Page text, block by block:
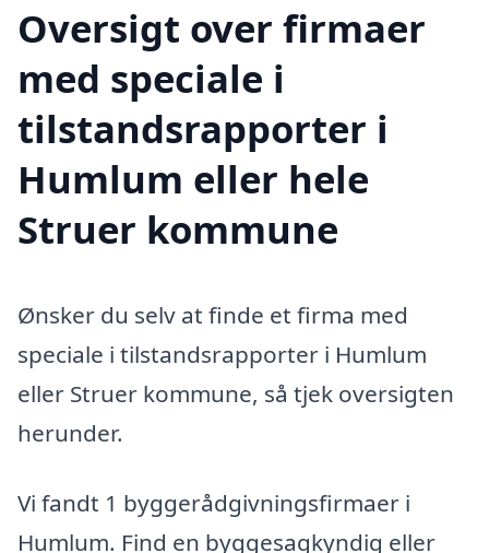
Oversigt over firmaer
med speciale i
tilstandsrapporter i
Humlum eller hele
Struer kommune
Ønsker du selv at finde et firma med
speciale i tilstandsrapporter i Humlum
eller Struer kommune, så tjek oversigten
herunder.
Vi fandt 1 byggerådgivningsfirmaer i
Humlum. Find en byggesagkyndig eller